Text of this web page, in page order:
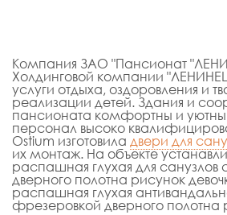
Компания ЗАО "Пансионат
Холдинговой компании
услуги отдыха, оздоровления и
реализации детей. Здания и
пансионата комфортны и
персонал высоко
Ostium изготовила двери для
их монтаж. На объекте
распашная глухая для санузлов
дверного полотна рисунок
распашная глухая
фрезеровкой дверного полотна